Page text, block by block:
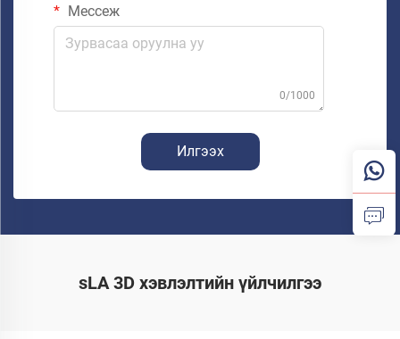
Мессеж
0/1000
Илгээх
sLA 3D хэвлэлтийн үйлчилгээ